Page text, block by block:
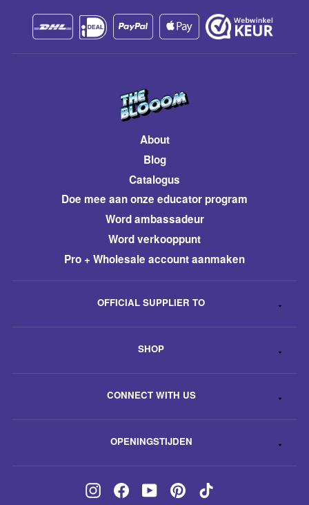
About
Blog
Catalogus
​Doe mee aan onze educator program
Word ambassadeur
​Word verkooppunt
Pro + Wholesale account aanmaken
OFFICIAL SUPPLIER TO
SHOP
CONNECT WITH US
OPENINGSTIJDEN
InstagramFacebook
YouTubePinterestTikTok